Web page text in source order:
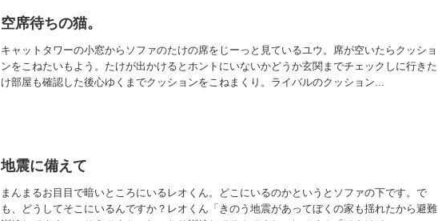
空席待ちの猫。
キャットタワーの小窓からソファのたけの席をじーっと見ているユウ。席が空いたらクッショ
ンをこねたいもよう。たけが出かけるとホントにいないかどうか玄関までチェックしに行きた
け部屋も確認した後心ゆくまでクッションをこねまくり。ライバルのクッション...
地震に備えて
まんまるお目目で暗いところにいるレオくん。どこにいるのかというとソファの下です。で
も、どうしてそこにいるんですか？レオくん「きのう地震があってぼくの家も揺れたから避難